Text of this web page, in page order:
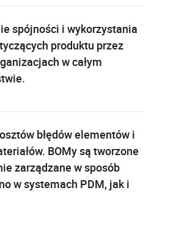
spójności i wykorzystania
produktu przez
w całym
błędów elementów i
BOMy są tworzone
zarządzane w sposób
w systemach PDM, jak i